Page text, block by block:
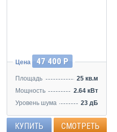
Цена 47 400 Р
Площадь
25 кв.м
Мощность
2.64 кВт
Уровень шума
23 дБ
КУПИТЬ СМОТРЕТЬ